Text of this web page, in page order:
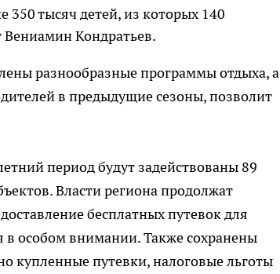
тысяч детей, из которых 140
Вениамин Кондратьев.
разнообразные программы отдыха, а
в предыдущие сезоны, позволит
период будут задействованы 89
Власти региона продолжат
бесплатных путевок для
в особом внимании. Также сохранены
купленные путевки, налоговые льготы